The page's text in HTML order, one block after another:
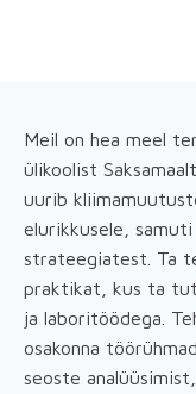
Meil on hea meel
ülikoolist
uurib
elurikkusele,
strateegiatest. Ta
praktikat, kus ta
ja laboritöödega.
osakonna
seoste